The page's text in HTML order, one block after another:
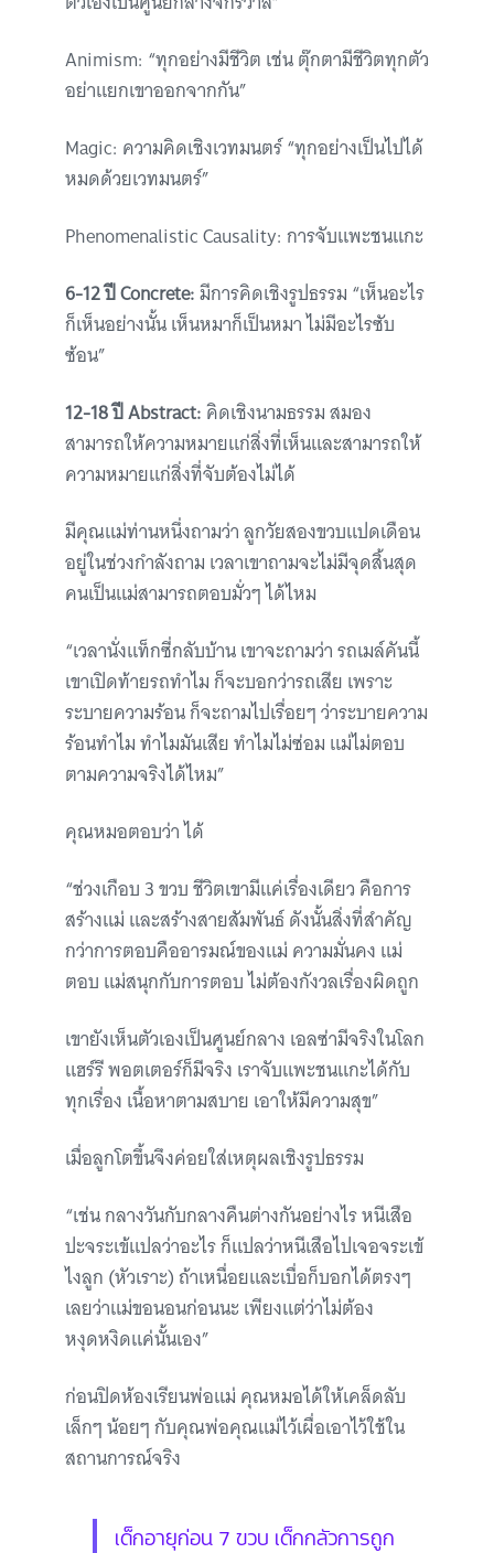
Animism: “ทุกอย่างมีชีวิต เช่น ตุ๊กตามีชีวิตทุกตัว
อย่าแยกเขาออกจากกัน”
Magic: ความคิดเชิงเวทมนตร์ “ทุกอย่างเป็นไปได้
หมดด้วยเวทมนตร์”
Phenomenalistic Causality: การจับแพะชนแกะ
6-12 ปี Concrete:มีการคิดเชิงรูปธรรม “เห็นอะไร
ก็เห็นอย่างนั้น เห็นหมาก็เป็นหมา ไม่มีอะไรซับ
ซ้อน”
12-18 ปี Abstract:คิดเชิงนามธรรม สมอง
สามารถให้ความหมายแก่สิ่งที่เห็นและสามารถให้
ความหมายแก่สิ่งที่จับต้องไม่ได้
มีคุณแม่ท่านหนึ่งถามว่า ลูกวัยสองขวบแปดเดือน
อยู่ในช่วงกำลังถาม เวลาเขาถามจะไม่มีจุดสิ้นสุด
คนเป็นแม่สามารถตอบมั่วๆ ได้ไหม
“เวลานั่งแท็กซี่กลับบ้าน เขาจะถามว่า รถเมล์คันนี้
เขาเปิดท้ายรถทำไม ก็จะบอกว่ารถเสีย เพราะ
ระบายความร้อน ก็จะถามไปเรื่อยๆ ว่าระบายความ
ร้อนทำไม ทำไมมันเสีย ทำไมไม่ซ่อม แม่ไม่ตอบ
ตามความจริงได้ไหม”
คุณหมอตอบว่า ได้
“ช่วงเกือบ 3 ขวบ ชีวิตเขามีแค่เรื่องเดียว คือการ
สร้างแม่ และสร้างสายสัมพันธ์ ดังนั้นสิ่งที่สำคัญ
กว่าการตอบคืออารมณ์ของแม่ ความมั่นคง แม่
ตอบ แม่สนุกกับการตอบ ไม่ต้องกังวลเรื่องผิดถูก
เขายังเห็นตัวเองเป็นศูนย์กลาง เอลซ่ามีจริงในโลก
แฮร์รี พอตเตอร์ก็มีจริง เราจับแพะชนแกะได้กับ
ทุกเรื่อง เนื้อหาตามสบาย เอาให้มีความสุข”
เมื่อลูกโตขึ้นจึงค่อยใส่เหตุผลเชิงรูปธรรม
“เช่น กลางวันกับกลางคืนต่างกันอย่างไร หนีเสือ
ปะจระเข้แปลว่าอะไร ก็แปลว่าหนีเสือไปเจอจระเข้
ไงลูก (หัวเราะ) ถ้าเหนื่อยและเบื่อก็บอกได้ตรงๆ
เลยว่าแม่ขอนอนก่อนนะ เพียงแต่ว่าไม่ต้อง
หงุดหงิดแค่นั้นเอง”
ก่อนปิดห้องเรียนพ่อแม่ คุณหมอได้ให้เคล็ดลับ
เล็กๆ น้อยๆ กับคุณพ่อคุณแม่ไว้เผื่อเอาไว้ใช้ใน
สถานการณ์จริง
เด็กอายุก่อน 7 ขวบ เด็กกลัวการถูก